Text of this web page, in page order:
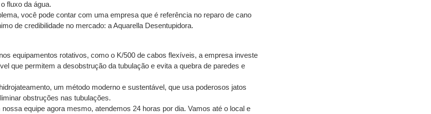
fluxo da água.
você pode contar com uma empresa que é referência no reparo de cano
de credibilidade no mercado: a Aquarella Desentupidora.
equipamentos rotativos, como o K/500 de cabos flexíveis, a empresa investe
que permitem a desobstrução da tubulação e evita a quebra de paredes e
um método moderno e sustentável, que usa poderosos jatos
obstruções nas tubulações.
equipe agora mesmo, atendemos 24 horas por dia. Vamos até o local e